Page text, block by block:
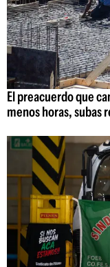
El preacuerdo que
menos horas, subas